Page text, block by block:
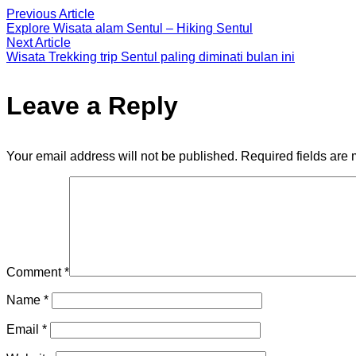
Previous Article
Explore Wisata alam Sentul – Hiking Sentul
Next Article
Wisata Trekking trip Sentul paling diminati bulan ini
Leave a Reply
Your email address will not be published. Required fields are
Comment*
Name *
Email *